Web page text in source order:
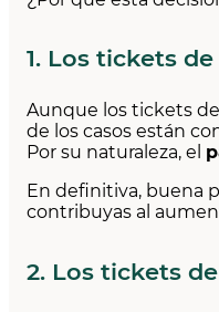
1. Los tickets
Aunque los tickets
de los casos están
Por su naturaleza, el
En definitiva, buena
contribuyas al
2. Los tickets